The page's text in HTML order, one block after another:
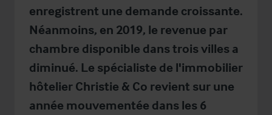
enregistrent une demande croissante.
Néanmoins, en 2019, le revenue par
chambre disponible dans trois villes a
diminué. Le spécialiste de l'immobilier
hôtelier Christie & Co revient sur une
année mouvementée dans les 6